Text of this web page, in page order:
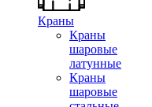
Краны
Краны
шаровые
латунные
Краны
шаровые